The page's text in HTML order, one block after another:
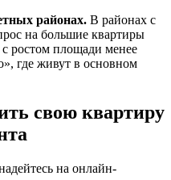
районах. В районах с
на большие квартиры
ростом площади менее
где живут в основном
свою квартиру
на онлайн-